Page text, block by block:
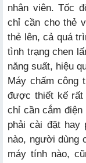
nhân viên. Tốc
chỉ cần cho thẻ
thẻ lên, cả quá
tình trạng chen
năng suất, hiệu
Máy chấm công
được thiết kế
chỉ cần cắm
phải cài đặt hay
nào, người dùng
máy tính nào,